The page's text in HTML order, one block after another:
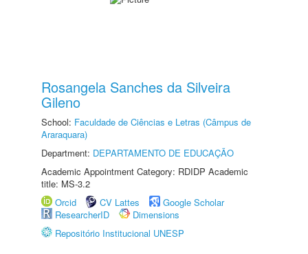
Rosangela Sanches da Silveira
Gileno
School: Faculdade de Ciências e Letras (Câmpus de
Araraquara)
Department: DEPARTAMENTO DE EDUCAÇÃO
Academic Appointment Category: RDIDP Academic
title: MS-3.2
Orcid
CV Lattes
Google Scholar
ResearcherID
Dimensions
Repositório Institucional UNESP